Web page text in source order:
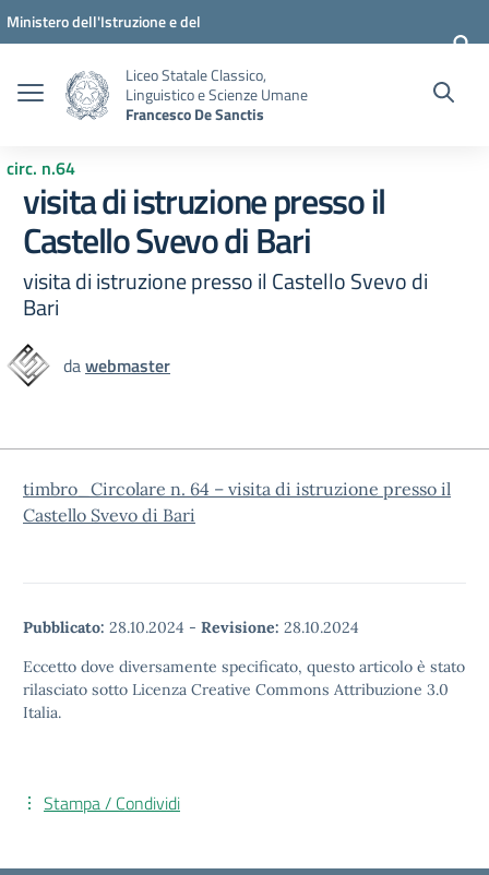
Vai ai contenuti
Vai al menu di navigazione
Vai al footer
Ministero dell'Istruzione e del
Liceo Statale Classico,
Linguistico e Scienze Umane
Francesco De Sanctis
circ. n.64
visita di istruzione presso il
Castello Svevo di Bari
visita di istruzione presso il Castello Svevo di
Bari
dawebmaster
timbro_Circolare n. 64 – visita di istruzione presso il
Castello Svevo di Bari
Pubblicato: 28.10.2024 - Revisione: 28.10.2024
Eccetto dove diversamente specificato, questo articolo è stato
rilasciato sotto Licenza Creative Commons Attribuzione 3.0
Italia.
Stampa / Condividi